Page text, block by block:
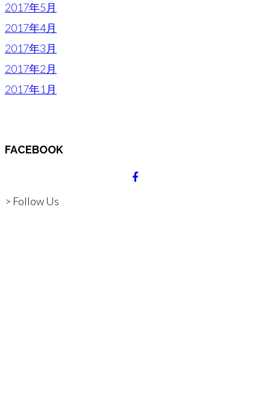
2017年5月
2017年4月
2017年3月
2017年2月
2017年1月
FACEBOOK
> Follow Us